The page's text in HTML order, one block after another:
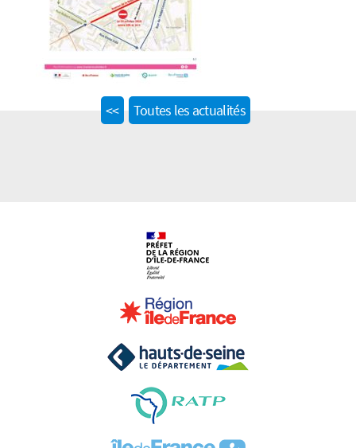
<<Previous
Toutes les actualités